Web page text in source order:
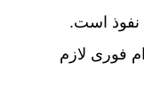
است.
فوری لازم